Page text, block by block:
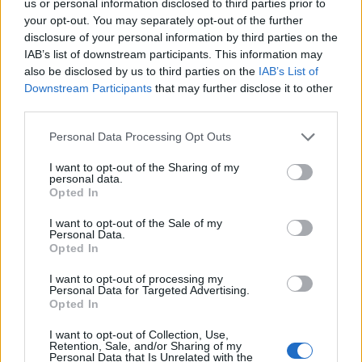
us or personal information disclosed to third parties prior to
your opt-out. You may separately opt-out of the further
disclosure of your personal information by third parties on the
IAB’s list of downstream participants. This information may
also be disclosed by us to third parties on the IAB’s List of
Downstream Participants that may further disclose it to other
Personal Data Processing Opt Outs
I want to opt-out of the Sharing of my
personal data.
Opted In
I want to opt-out of the Sale of my
Personal Data.
Opted In
I want to opt-out of processing my
Personal Data for Targeted Advertising.
Opted In
I want to opt-out of Collection, Use,
Retention, Sale, and/or Sharing of my
Personal Data that Is Unrelated with the
LESSEBO 2026-8-6 KL. 17:00
Hon blev
pappersbrukets
räddning när
hantverket höll på att
försvinna